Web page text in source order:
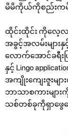
မိမိကိုယ်ကိုစည်းကမ်
ထိုင်းထိုင်း ကိုလေ့
အခွင့်အလမ်းများ
လောက်အောင်ခရီး
နှင့် Lingo
အကျိုးကျေးဇူးမျ
ဘာသာစကားမျာ
သစ်တစ်ခုကိုရှာဖွေတွ